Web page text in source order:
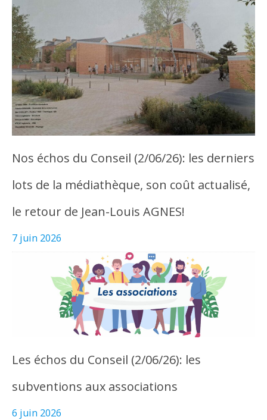
Nos échos du Conseil (2/06/26): les derniers
lots de la médiathèque, son coût actualisé,
le retour de Jean-Louis AGNES!
7 juin 2026
Les échos du Conseil (2/06/26): les
subventions aux associations
6 juin 2026